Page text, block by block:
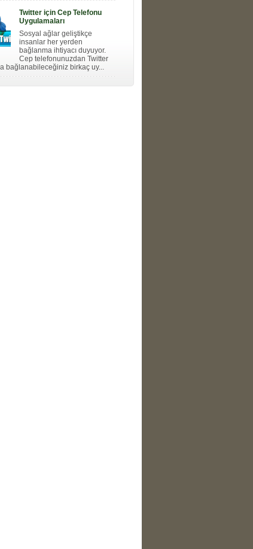
Twitter için Cep Telefonu
Uygulamaları
Sosyal ağlar geliştikçe
insanlar her yerden
bağlanma ihtiyacı duyuyor.
Cep telefonunuzdan Twitter
bağlanabileceğiniz birkaç uy...